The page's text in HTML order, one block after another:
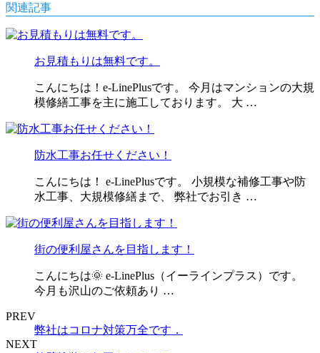
関連記事
お見積もりは無料です。
こんにちは！e-LinePlusです。 今月はマンションの大規
模修繕工事を主に施工しております。 大 …
防水工事お任せください！
こんにちは！ e-LinePlusです。 小規模な補修工事や防
水工事、大規模修繕まで、 弊社でお引き …
街の便利屋さんを目指します！
こんにちは🌞 e-LinePlus（イーラインプラス）です。
今月も沢山のご依頼あり …
PREV
弊社はコロナ対策万全です．
NEXT